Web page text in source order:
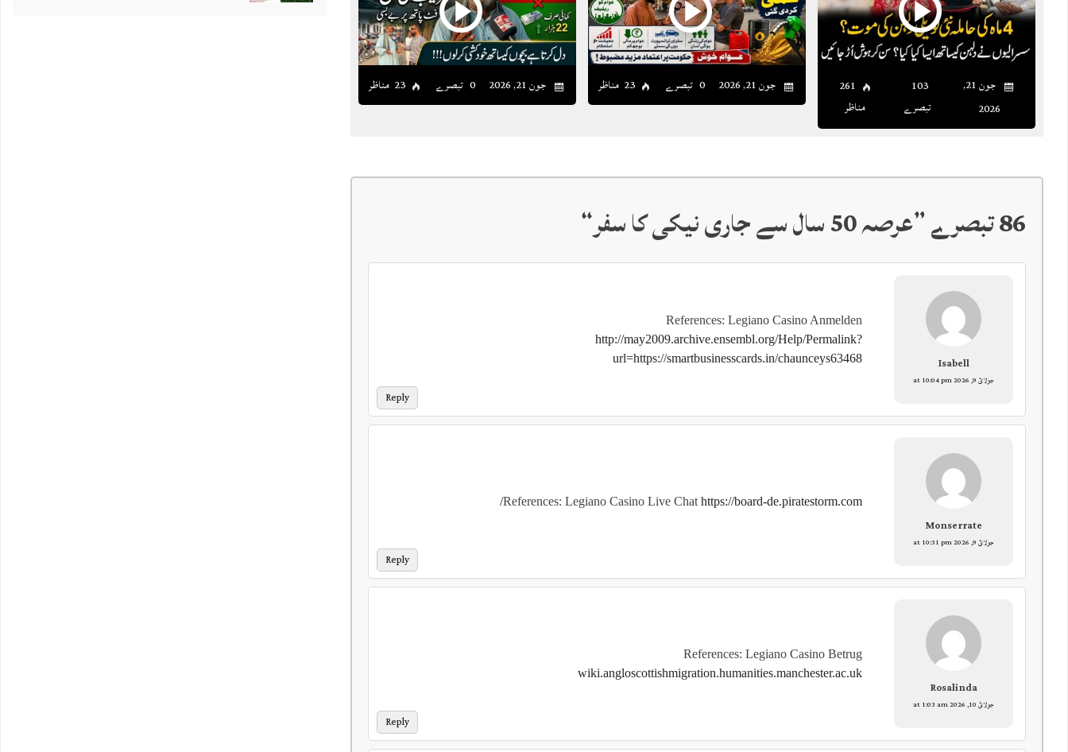
جون 21,
2026
103
تبصرے
مناظر
جون 21, 2026 0 تبصرے 23 مناظر جون 21, 2026 0 تبصرے 23 مناظر
86 تبصرے ” عرصہ 50 سال سے جاری نیکی کا سفر “
Isabell
جولائ 9, 2026 at 10:04 pm
References: Legiano Casino Anmelden
http://may2009.archive.ensembl.org/Help/Permalink?
url=https://smartbusinesscards.in/chaunceys63468
Reply
Monserrate
جولائ 9, 2026 at 10:31 pm
References: Legiano Casino Live Chathttps://board-de.piratestorm.com/
Reply
Rosalinda
جولائ 10, 2026 at 1:03 am
References: Legiano Casino Betrug
wiki.angloscottishmigration.humanities.manchester.ac.uk
Reply